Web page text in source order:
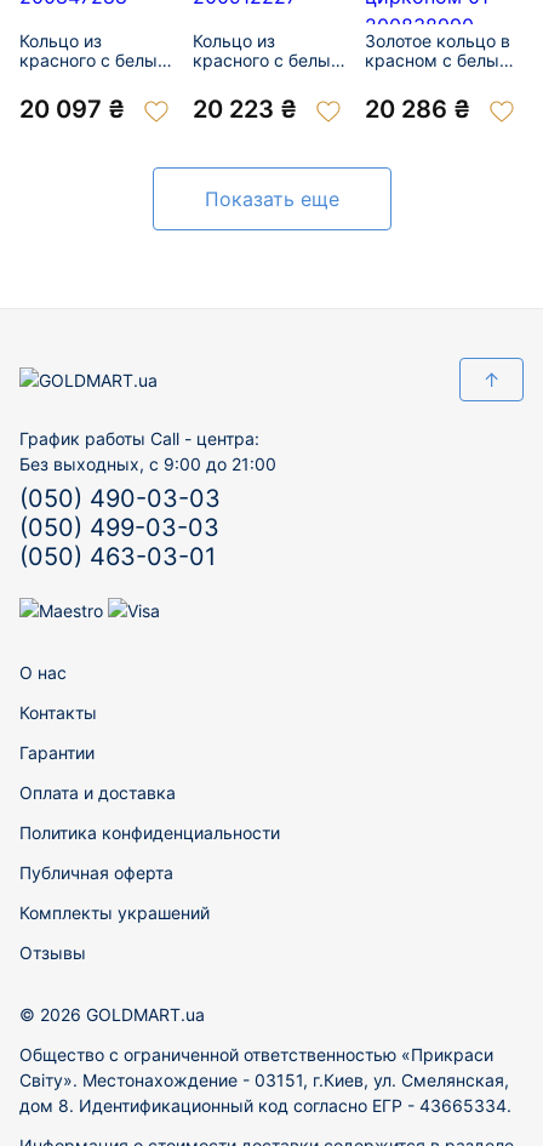
Кольцо из
красного с белым
01-200847288
20 097 ₴
Кольцо из
красного с белым
01-200912227
20 223 ₴
Золотое кольцо в
красном с белым
01-200838990
20 286 ₴
Показать еще
↑
График работы Call - центра:
Без выходных, с 9:00 до 21:00
(050) 490-03-03
(050) 499-03-03
(050) 463-03-01
О нас
Контакты
Гарантии
Оплата и доставка
Политика конфиденциальности
Публичная оферта
Комплекты украшений
Отзывы
© 2026 GOLDMART.ua
Общество с ограниченной ответственностью «Прикраси
Світу». Местонахождение - 03151, г.Киев, ул. Смелянская,
дом 8. Идентификационный код согласно ЕГР - 43665334.